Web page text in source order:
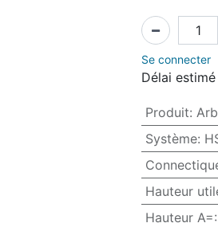
Se connecter
Délai
Produit:
Système:
Hauteur
Hauteur A=: